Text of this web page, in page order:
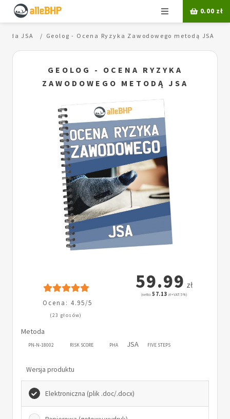
Menu 0.00 zł
JSA Geolog - Ocena Ryzyka Zawodowego metodą JSA
GEOLOG - OCENA RYZYKA
ZAWODOWEGO METODĄ JSA
Ocena: 4.95/5
(23 głosów)
59.99 zł
(netto:57.13 zł + VAT: 5%)
Metoda
PN-N-18002 RISK SCORE PHA JSA FIVE STEPS
Wersja produktu
Elektroniczna (plik .doc/.docx)